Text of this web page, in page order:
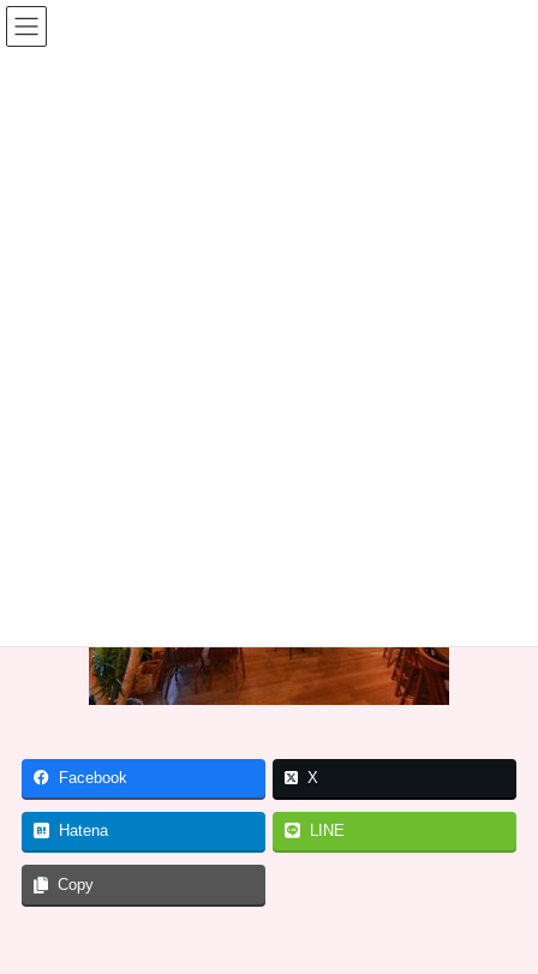
コ
ン
ナ
ビ
Facebook X
Hatena LINE
Copy